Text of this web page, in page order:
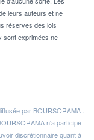
leurs auteurs et ne
réserves des lois
sont exprimées ne
par BOURSORAMA .
n'a participé
discrétionnaire quant à